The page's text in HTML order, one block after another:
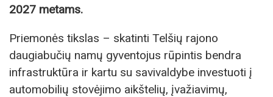
2027 metams.
Priemonės tikslas – skatinti Telšių rajono
daugiabučių namų gyventojus rūpintis bendra
infrastruktūra ir kartu su savivaldybe investuoti į
automobilių stovėjimo aikštelių, įvažiavimų,